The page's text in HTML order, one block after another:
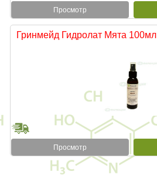
Просмотр
Гринмейд Гидролат Мята 100мл
Просмотр